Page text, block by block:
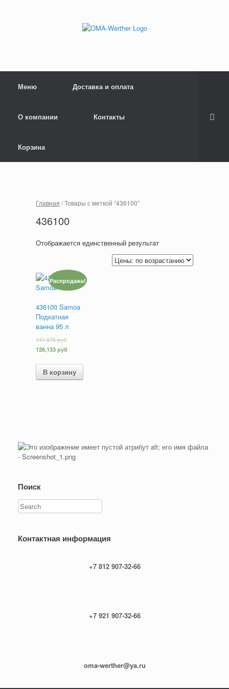
Меню Доставка и оплата
О компании Контакты
Корзина
Главная / Товары с меткой “436100”
436100
Отображается единственный результат
Распродажа!
436100 Samoa
Подкатная
ванна 95 л
141,876руб
126,133руб
В корзину
Поиск
Search
Контактная информация
+7 812 907-32-66
+7 921 907-32-66
oma-werther@ya.ru